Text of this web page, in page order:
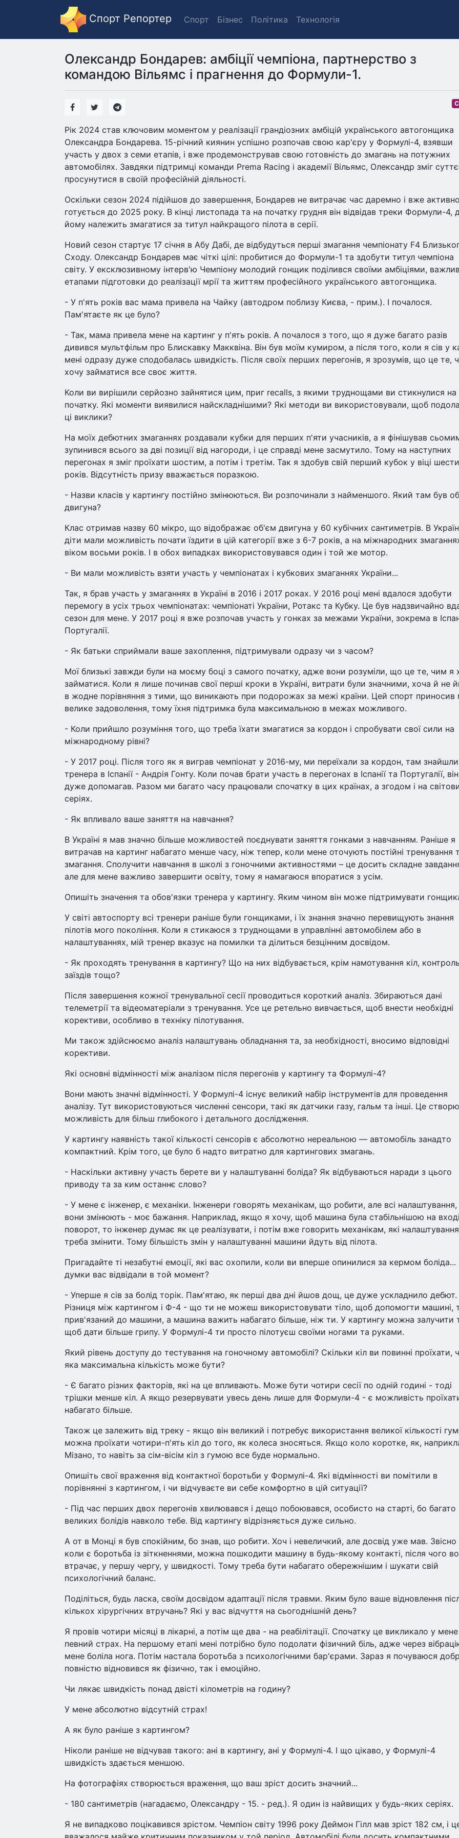
Спорт Репортер Спорт Бізнес Політика Технологія
Олександр Бондарев: амбіції чемпіона, партнерство з
командою Вільямс і прагнення до Формули-1.
Рік 2024 став ключовим моментом у реалізації грандіозних амбіцій українського автогонщика
Олександра Бондарева. 15-річний киянин успішно розпочав свою кар'єру у Формулі-4, взявши
участь у двох з семи етапів, і вже продемонстрував свою готовність до змагань на потужних
автомобілях. Завдяки підтримці команди Prema Racing і академії Вільямс, Олександр зміг
просунутися в своїй професійній діяльності.
Оскільки сезон 2024 підійшов до завершення, Бондарев не витрачає час даремно і вже активно
готується до 2025 року. В кінці листопада та на початку грудня він відвідав треки Формули-4,
йому належить змагатися за титул найкращого пілота в серії.
Новий сезон стартує 17 січня в Абу Дабі, де відбудуться перші змагання чемпіонату F4
Сходу. Олександр Бондарев має чіткі цілі: пробитися до Формули-1 та здобути титул чемпіона
світу. У ексклюзивному інтерв'ю Чемпіону молодий гонщик поділився своїми амбіціями,
етапами підготовки до реалізації мрії та життям професійного українського автогонщика.
- У п'ять років вас мама привела на Чайку (автодром поблизу Києва, - прим.). І почалося.
Пам'ятаєте як це було?
- Так, мама привела мене на картинг у п'ять років. А почалося з того, що я дуже багато разів
дивився мультфільм про Блискавку Макквіна. Він був моїм кумиром, а після того, коли я сів у
мені одразу дуже сподобалась швидкість. Після своїх перших перегонів, я зрозумів, що це те,
хочу займатися все своє життя.
Коли ви вирішили серйозно зайнятися цим, приг recalls, з якими труднощами ви стикнулися на
початку. Які моменти виявилися найскладнішими? Які методи ви використовували, щоб
ці виклики?
На моїх дебютних змаганнях роздавали кубки для перших п'яти учасників, а я фінішував
зупинився всього за дві позиції від нагороди, і це справді мене засмутило. Тому на наступних
перегонах я зміг проїхати шостим, а потім і третім. Так я здобув свій перший кубок у віці шести
років. Відсутність призу вважається поразкою.
- Назви класів у картингу постійно змінюються. Ви розпочинали з найменшого. Який там був
двигуна?
Клас отримав назву 60 мікро, що відображає об'єм двигуна у 60 кубічних сантиметрів. В
діти мали можливість почати їздити в цій категорії вже з 6-7 років, а на міжнародних
віком восьми років. І в обох випадках використовувався один і той же мотор.
- Ви мали можливість взяти участь у чемпіонатах і кубкових змаганнях України...
Так, я брав участь у змаганнях в Україні в 2016 і 2017 роках. У 2016 році мені вдалося здобути
перемогу в усіх трьох чемпіонатах: чемпіонаті України, Ротакс та Кубку. Це був надзвичайно
сезон для мене. У 2017 році я вже розпочав участь у гонках за межами України, зокрема в
Португалії.
- Як батьки сприймали ваше захоплення, підтримували одразу чи з часом?
Мої близькі завжди були на моєму боці з самого початку, адже вони розуміли, що це те, чим я
займатися. Коли я лише починав свої перші кроки в Україні, витрати були значними, хоча й не
в жодне порівняння з тими, що виникають при подорожах за межі країни. Цей спорт приносив
велике задоволення, тому їхня підтримка була максимальною в межах можливого.
- Коли прийшло розуміння того, що треба їхати змагатися за кордон і спробувати свої сили на
міжнародному рівні?
- У 2017 році. Після того як я виграв чемпіонат у 2016-му, ми переїхали за кордон, там знайшли
тренера в Іспанії - Андрія Гонту. Коли почав брати участь в перегонах в Іспанії та Португалії,
дуже допомагав. Разом ми багато часу працювали спочатку в цих країнах, а згодом і на
серіях.
- Як впливало ваше заняття на навчання?
В Україні я мав значно більше можливостей поєднувати заняття гонками з навчанням. Раніше я
витрачав на картинг набагато менше часу, ніж тепер, коли мене оточують постійні тренування
змагання. Сполучити навчання в школі з гоночними активностями – це досить складне
але для мене важливо завершити освіту, тому я намагаюся впоратися з усім.
Опишіть значення та обов'язки тренера у картингу. Яким чином він може підтримувати
У світі автоспорту всі тренери раніше були гонщиками, і їх знання значно перевищують знання
пілотів мого покоління. Коли я стикаюся з труднощами в управлінні автомобілем або в
налаштуваннях, мій тренер вказує на помилки та ділиться безцінним досвідом.
- Як проходять тренування в картингу? Що на них відбувається, крім намотування кіл,
заїздів тощо?
Після завершення кожної тренувальної сесії проводиться короткий аналіз. Збираються дані
телеметрії та відеоматеріали з тренування. Усе це ретельно вивчається, щоб внести необхідні
корективи, особливо в техніку пілотування.
Ми також здійснюємо аналіз налаштувань обладнання та, за необхідності, вносимо відповідні
корективи.
Які основні відмінності між аналізом після перегонів у картингу та Формулі-4?
Вони мають значні відмінності. У Формулі-4 існує великий набір інструментів для проведення
аналізу. Тут використовуються численні сенсори, такі як датчики газу, гальм та інші. Це
можливість для більш глибокого і детального дослідження.
У картингу наявність такої кількості сенсорів є абсолютно нереальною — автомобіль занадто
компактний. Крім того, це було б надто витратно для картингових змагань.
- Наскільки активну участь берете ви у налаштуванні боліда? Як відбуваються наради з цього
приводу та за ким останнє слово?
- У мене є інженер, є механіки. Інженери говорять механікам, що робити, але всі налаштування,
вони змінюють - моє бажання. Наприклад, якщо я хочу, щоб машина була стабільнішою на
поворот, то інженер думає як це реалізувати, і потім вже говорить механікам, які налаштування
треба змінити. Тому більшість змін у налаштуванні машини йдуть від пілота.
Пригадайте ті незабутні емоції, які вас охопили, коли ви вперше опинилися за кермом боліда...
думки вас відвідали в той момент?
- Уперше я сів за болід торік. Пам'ятаю, як перші два дні йшов дощ, це дуже ускладнило дебют.
Різниця між картингом і Ф-4 - що ти не можеш використовувати тіло, щоб допомогти машині,
прив'язаний до машини, а машина важить набагато більше, ніж ти. У картингу можна залучити
щоб дати більше грипу. У Формулі-4 ти просто пілотуєш своїми ногами та руками.
Який рівень доступу до тестування на гоночному автомобілі? Скільки кіл ви повинні проїхати,
яка максимальна кількість може бути?
- Є багато різних факторів, які на це впливають. Може бути чотири сесії по одній годині - тоді
трішки менше кіл. А якщо резервувати увесь день лише для Формули-4 - є можливість
набагато більше.
Також це залежить від треку - якщо він великий і потребує використання великої кількості
можна проїхати чотири-п'ять кіл до того, як колеса зносяться. Якщо коло коротке, як,
Мізано, то навіть за сім-вісім кіл з гумою все буде нормально.
Опишіть свої враження від контактної боротьби у Формулі-4. Які відмінності ви помітили в
порівнянні з картингом, і чи відчуваєте ви себе комфортно в цій ситуації?
- Під час перших двох перегонів хвилювався і дещо побоювався, особисто на старті, бо багато
великих болідів навколо тебе. Від картингу відрізняється дуже сильно.
А от в Монці я був спокійним, бо знав, що робити. Хоч і невеличкий, але досвід уже мав. Звісно
коли є боротьба із зіткненнями, можна пошкодити машину в будь-якому контакті, після чого
втрачає, у першу чергу, у швидкості. Тому треба бути набагато обережнішим і шукати свій
психологічний баланс.
Поділіться, будь ласка, своїм досвідом адаптації після травми. Яким було ваше відновлення
кількох хірургічних втручань? Які у вас відчуття на сьогоднішній день?
Я провів чотири місяці в лікарні, а потім ще два - на реабілітації. Спочатку це викликало у мене
певний страх. На першому етапі мені потрібно було подолати фізичний біль, адже через
мене боліла нога. Потім настала боротьба з психологічними бар'єрами. Зараз я почуваюся
повністю відновився як фізично, так і емоційно.
Чи лякає швидкість понад двісті кілометрів на годину?
У мене абсолютно відсутній страх!
А як було раніше з картингом?
Ніколи раніше не відчував такого: ані в картингу, ані у Формулі-4. І що цікаво, у Формулі-4
швидкість здається меншою.
На фотографіях створюється враження, що ваш зріст досить значний...
- 180 сантиметрів (нагадаємо, Олександру - 15. - ред.). Я один із найвищих у будь-яких серіях.
Я не випадково поцікавився зрістом. Чемпіон світу 1996 року Деймон Гілл мав зріст 182 см, і